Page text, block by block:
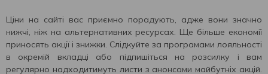
Ціни на сайті вас приємно порадують, адже вони значно
нижчі, ніж на альтернативних ресурсах. Ще більше економії
приносять акції і знижки. Слідкуйте за програмами лояльності
в окремій вкладці або підпишіться на розсилку і вам
регулярно надходитимуть листи з анонсами майбутніх акцій.